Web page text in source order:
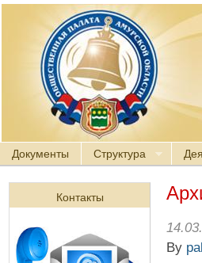
Документы Структура
Контакты
By